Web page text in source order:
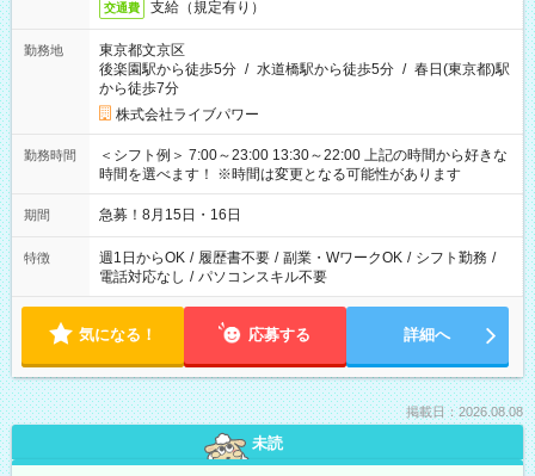
交通費 支給（規定有り）
勤務地
東京都文京区
後楽園駅から徒歩5分 / 水道橋駅から徒歩5分 / 春日(東京都)駅
から徒歩7分
株式会社ライブパワー
勤務時間
＜シフト例＞ 7:00～23:00 13:30～22:00 上記の時間から好きな
時間を選べます！ ※時間は変更となる可能性があります
期間 急募！8月15日・16日
特徴 週1日からOK / 履歴書不要 / 副業・WワークOK / シフト勤務 /
電話対応なし / パソコンスキル不要
気になる！ 応募する 詳細へ
掲載日：2026.08.08
未読